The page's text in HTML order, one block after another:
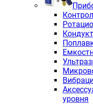
уровня